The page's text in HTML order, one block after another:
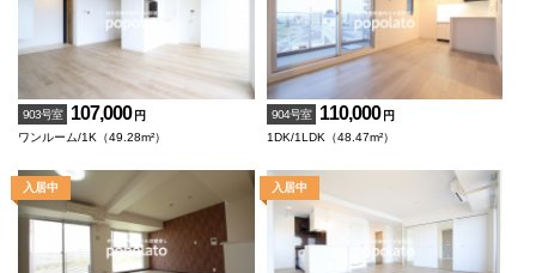
903号室 107,000 円
ワンルーム/1K（49.28m²）
904号室 110,000 円
1DK/1LDK（48.47m²）